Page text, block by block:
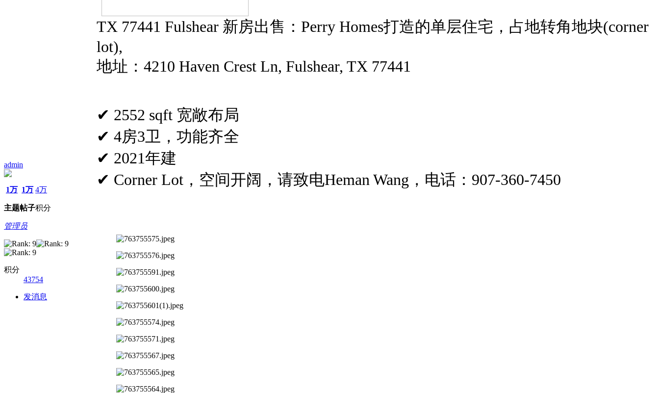
admin
1万
主题
1万
帖子
4万
积分
管理员
积分
43754
发消息
TX 77441 Fulshear 新房出售：Perry Homes打造的单层住宅，占地转角地块(corner
lot),
地址：4210 Haven Crest Ln, Fulshear, TX 77441
✔ 2552 sqft 宽敞布局
✔ 4房3卫，功能齐全
✔ 2021年建
✔ Corner Lot，空间开阔，请致电Heman Wang，电话：907-360-7450